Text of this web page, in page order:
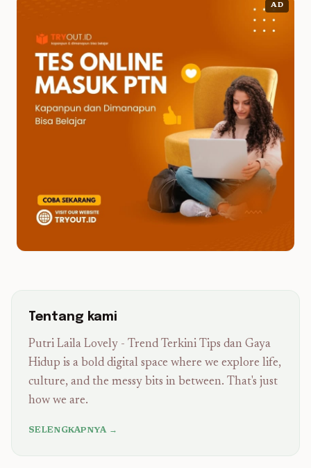
AD
Tentang kami
Putri Laila Lovely - Trend Terkini Tips dan Gaya
Hidup is a bold digital space where we explore life,
culture, and the messy bits in between. That's just
how we are.
SELENGKAPNYA →